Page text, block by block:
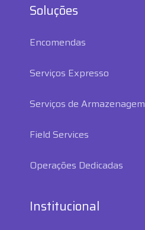
Soluções
Encomendas
Serviços Expresso
Serviços de Armazenagem
Field Services
Operações Dedicadas
Institucional